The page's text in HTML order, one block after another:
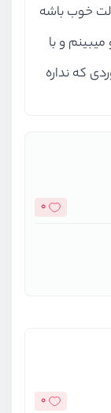
خوب باشه
دوره رو میبینم و با
که نداره
0
0